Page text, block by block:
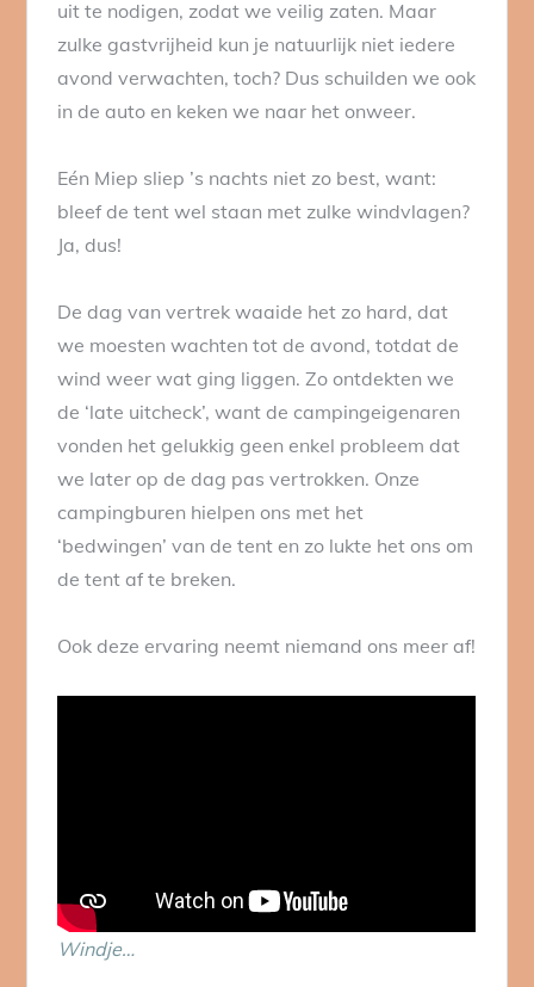
uit te nodigen, zodat we veilig zaten. Maar
zulke gastvrijheid kun je natuurlijk niet iedere
avond verwachten, toch? Dus schuilden we ook
in de auto en keken we naar het onweer.
Eén Miep sliep ’s nachts niet zo best, want:
bleef de tent wel staan met zulke windvlagen?
Ja, dus!
De dag van vertrek waaide het zo hard, dat
we moesten wachten tot de avond, totdat de
wind weer wat ging liggen. Zo ontdekten we
de ‘late uitcheck’, want de campingeigenaren
vonden het gelukkig geen enkel probleem dat
we later op de dag pas vertrokken. Onze
campingburen hielpen ons met het
‘bedwingen’ van de tent en zo lukte het ons om
de tent af te breken.
Ook deze ervaring neemt niemand ons meer af!
Windje…